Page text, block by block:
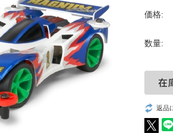
価格:
数量:
返品